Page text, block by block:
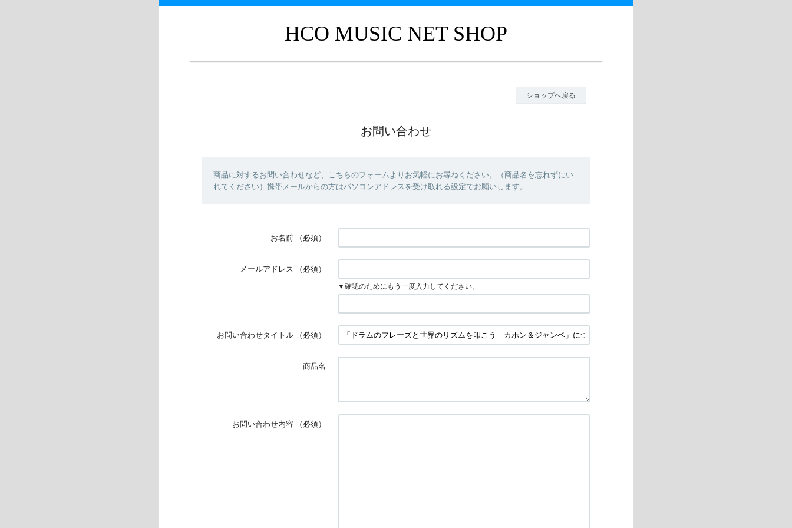
HCO MUSIC NET SHOP
ショップへ戻る
お問い合わせ
商品に対するお問い合わせなど、こちらのフォームよりお気軽にお尋ねください。（商品名を忘れずにい
れてください）携帯メールからの方はパソコンアドレスを受け取れる設定でお願いします。
お名前 （必須）
メールアドレス （必須）
▼確認のためにもう一度入力してください。
お問い合わせタイトル （必須）
商品名
お問い合わせ内容 （必須）